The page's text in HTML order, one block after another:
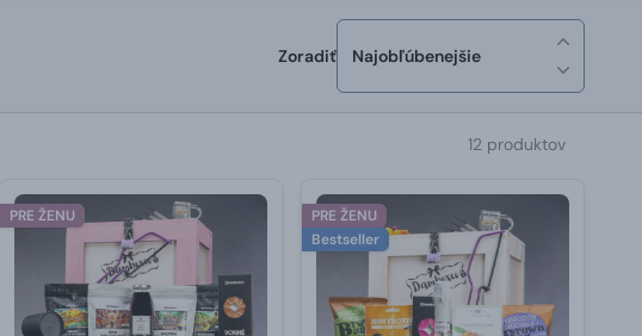
Zoradiť Najobľúbenejšie
12 produktov
PRE ŽENU
PRE ŽENU
Bestseller